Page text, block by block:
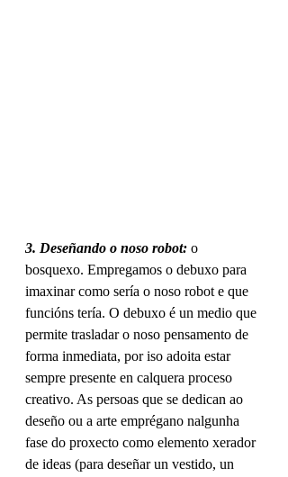
3. Deseñando o noso robot: o
bosquexo. Empregamos o debuxo para
imaxinar como sería o noso robot e que
funcións tería. O debuxo é un medio que
permite trasladar o noso pensamento de
forma inmediata, por iso adoita estar
sempre presente en calquera proceso
creativo. As persoas que se dedican ao
deseño ou a arte emprégano nalgunha
fase do proxecto como elemento xerador
de ideas (para deseñar un vestido, un